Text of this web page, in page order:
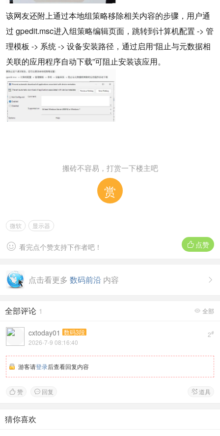
该网友还附上通过本地组策略移除相关内容的步骤，用户通
过 gpedit.msc进入组策略编辑页面，跳转到计算机配置 -> 管
理模板 -> 系统 -> 设备安装路径，通过启用“阻止与元数据相
关联的应用程序自动下载”可阻止安装该应用。
搬砖不容易，打赏一下楼主吧
赏
微软 显示器
 点赞
 看完点个赞支持下作者吧！

点击看更多 数码前沿 内容
 全部
全部评论 1
2#
cxtoday01 数码3段
2026-7-9 08:16:40
游客请登录后查看回复内容
 赞  回复  道具
猜你喜欢